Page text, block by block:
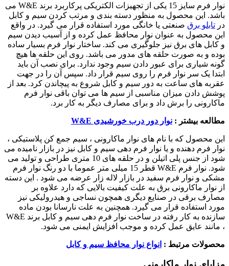
نوار فرم سایز 15 یکی از تجهیزات الکتریکی پرکاربرد برند W&E می
باشد. این محصول به منظور دسته بندی و مرتب کردن سیم و کابل
در تابلو برق صنعتی یا خانگی مورد استفاده قرار می گیرد. در واقع
این محصول به عنوان نوار محافظ عمل کرده و از آسیب دیدن سیم
و کابل های برق نیز جلوگیری می کند. ساختار نوار فرم بسیار ساده
بوده و به صورت حلقه های مدور می باشد. روی این حلقه ها هیچ
گونه شیاری برای عبور دادن سیم وجود ندارد. برای نصب آن باید
ابتدا یک سر نوار فرم را روی سیم قرار داد. سپس آن را در جهت
عقربه های ساعت به دور سیم و کابل شروع به پیچاندن کرد. بعد از
پوشش دادن میزان مناسبی از سیم ها می توان باقی نوار فرم
ماکارونی را برش داد و برای مصارف دیگر به کار برد.
مطالعه بیشتر : نوار دور درب خورشیدی W&E
این محصول که با نام های نوار ماکارونی ، سیم جمع کن پلاستیکی ،
نوار فرم دهنده و یا نوار فرم دهی سیم و کابل نیز در بازار نامیده می
شود از جنس پلی اتیلن و در حلقه های 10 متری طراحی و تولید می
شود. نوار فرم W&E قطر 15 میلی متر عموما با دو رنگ نوار فرم
مشکی و نوار فرم سفید در بازار لاله زار عرضه می شود . این دسته
از نوار ماکارونی برق به علت کیفیت بالایی که دارد علاوه بر
مصارف برقی در صنایع دیگری همچون نساجی و هیدرولیکی نیز
مورد استفاده قرار می گیرد. همچنین به علت نارسانا بودن ماده
سازنده به کار رفته در ساخت نوار فرم دهی سیم و کابل برند W&E
، مانند عایق عمل کرده و موجب افزایش ایمنی می شود.
محصولات مرتبط : انواع نوار محافظ سیم و کابل